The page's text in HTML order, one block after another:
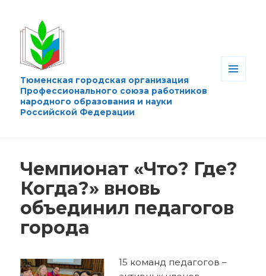
Тюменская городская организация
Профессионального союза работников
народного образования и науки
Российской Федерации
Чемпионат «Что? Где?
Когда?» вновь
объединил педагогов
города
15 команд педагогов –